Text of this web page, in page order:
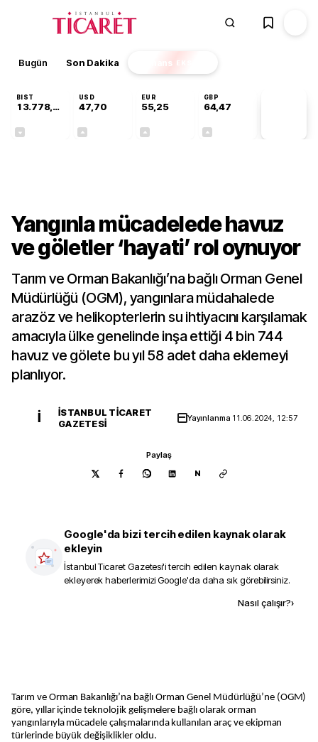
Bugün Son Dakika Finans EKSTRA
BIST
13.778,60
USD
47,70
EUR
55,25
GBP
64,47
Yangınla mücadelede havuz
ve göletler ‘hayati’ rol oynuyor
Tarım ve Orman Bakanlığı’na bağlı Orman Genel
Müdürlüğü (OGM), yangınlara müdahalede
arazöz ve helikopterlerin su ihtiyacını karşılamak
amacıyla ülke genelinde inşa ettiği 4 bin 744
havuz ve gölete bu yıl 58 adet daha eklemeyi
planlıyor.
İ
İSTANBUL TICARET
GAZETESI
Yayınlanma 11.06.2024, 12:57
Paylaş
N
Google'da bizi tercih edilen kaynak olarak
ekleyin
İstanbul Ticaret Gazetesi'i tercih edilen kaynak olarak
ekleyerek haberlerimizi Google'da daha sık görebilirsiniz.
Nasıl çalışır?›
Tarım ve Orman Bakanlığı’na bağlı Orman Genel Müdürlüğü’ne (OGM)
göre, yıllar içinde teknolojik gelişmelere bağlı olarak orman
yangınlarıyla mücadele çalışmalarında kullanılan araç ve ekipman
türlerinde büyük değişiklikler oldu.